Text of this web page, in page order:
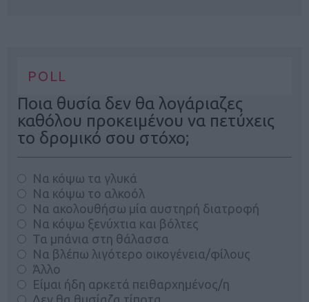
POLL
Ποια θυσία δεν θα λογάριαζες
καθόλου προκειμένου να πετύχεις
το δρομικό σου στόχο;
Να κόψω τα γλυκά
Να κόψω το αλκοόλ
Να ακολουθήσω μία αυστηρή διατροφή
Να κόψω ξενύχτια και βόλτες
Τα μπάνια στη θάλασσα
Να βλέπω λιγότερο οικογένεια/φίλους
Άλλο
Είμαι ήδη αρκετά πειθαρχημένος/η
Δεν θα θυσίαζα τίποτα